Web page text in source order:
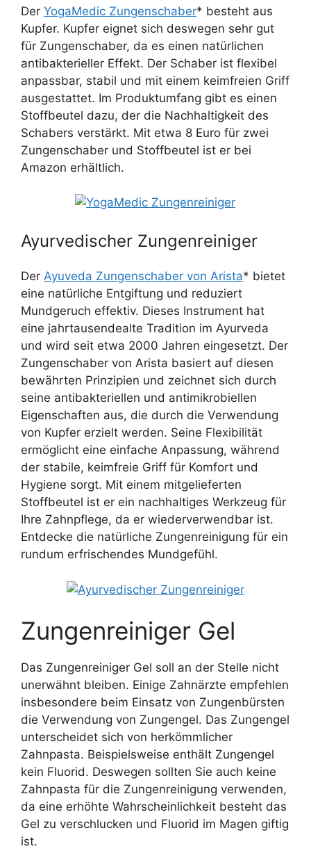
Der YogaMedic Zungenschaber* besteht aus
Kupfer. Kupfer eignet sich deswegen sehr gut
für Zungenschaber, da es einen natürlichen
antibakterieller Effekt. Der Schaber ist flexibel
anpassbar, stabil und mit einem keimfreien Griff
ausgestattet. Im Produktumfang gibt es einen
Stoffbeutel dazu, der die Nachhaltigkeit des
Schabers verstärkt. Mit etwa 8 Euro für zwei
Zungenschaber und Stoffbeutel ist er bei
Amazon erhältlich.
Ayurvedischer Zungenreiniger
Der Ayuveda Zungenschaber von Arista* bietet
eine natürliche Entgiftung und reduziert
Mundgeruch effektiv. Dieses Instrument hat
eine jahrtausendealte Tradition im Ayurveda
und wird seit etwa 2000 Jahren eingesetzt. Der
Zungenschaber von Arista basiert auf diesen
bewährten Prinzipien und zeichnet sich durch
seine antibakteriellen und antimikrobiellen
Eigenschaften aus, die durch die Verwendung
von Kupfer erzielt werden. Seine Flexibilität
ermöglicht eine einfache Anpassung, während
der stabile, keimfreie Griff für Komfort und
Hygiene sorgt. Mit einem mitgelieferten
Stoffbeutel ist er ein nachhaltiges Werkzeug für
Ihre Zahnpflege, da er wiederverwendbar ist.
Entdecke die natürliche Zungenreinigung für ein
rundum erfrischendes Mundgefühl.
Zungenreiniger Gel
Das Zungenreiniger Gel soll an der Stelle nicht
unerwähnt bleiben. Einige Zahnärzte empfehlen
insbesondere beim Einsatz von Zungenbürsten
die Verwendung von Zungengel. Das Zungengel
unterscheidet sich von herkömmlicher
Zahnpasta. Beispielsweise enthält Zungengel
kein Fluorid. Deswegen sollten Sie auch keine
Zahnpasta für die Zungenreinigung verwenden,
da eine erhöhte Wahrscheinlichkeit besteht das
Gel zu verschlucken und Fluorid im Magen giftig
ist.